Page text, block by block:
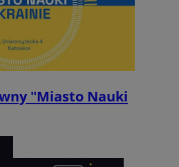
"Miasto Nauki